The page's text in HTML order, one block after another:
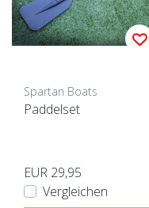
Spartan Boats
Paddelset
EUR 29,95
Vergleichen